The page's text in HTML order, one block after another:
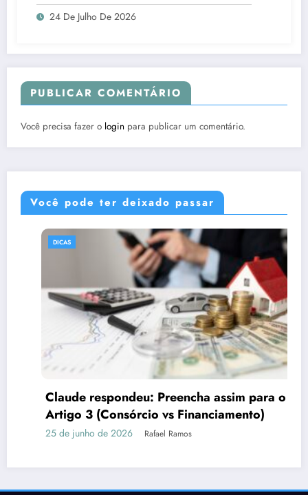
24 De Julho De 2026
PUBLICAR COMENTÁRIO
Você precisa fazer o login para publicar um comentário.
Você pode ter deixado passar
Claude respondeu: Preencha assim para o
Artigo 3 (Consórcio vs Financiamento)
25 de junho de 2026 Rafael Ramos